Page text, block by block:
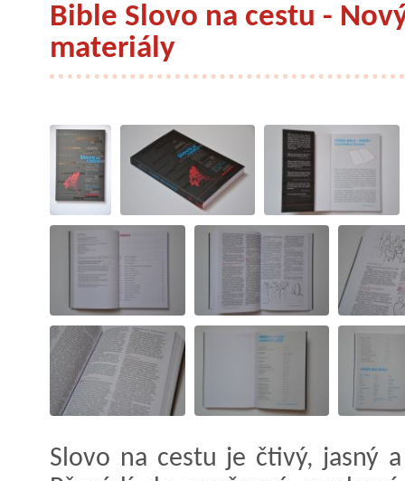
Bible Slovo na cestu -
materiály
Slovo na cestu je čtivý, jasný